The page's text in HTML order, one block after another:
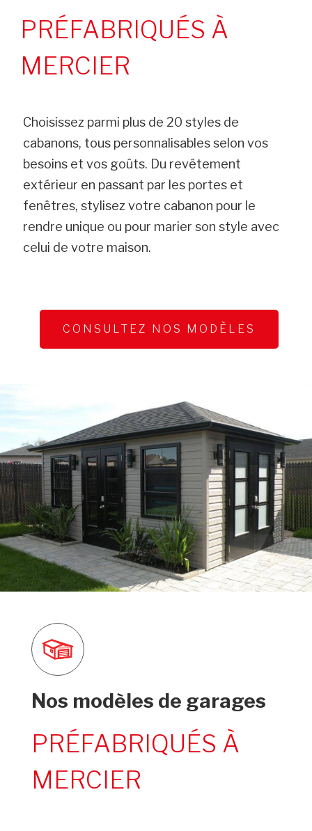
PRÉFABRIQUÉS À
MERCIER
Choisissez parmi plus de 20 styles de
cabanons, tous personnalisables selon vos
besoins et vos goûts. Du revêtement
extérieur en passant par les portes et
fenêtres, stylisez votre cabanon pour le
rendre unique ou pour marier son style avec
celui de votre maison.
CONSULTEZ NOS MODÈLES
Nos modèles de garages
PRÉFABRIQUÉS À
MERCIER